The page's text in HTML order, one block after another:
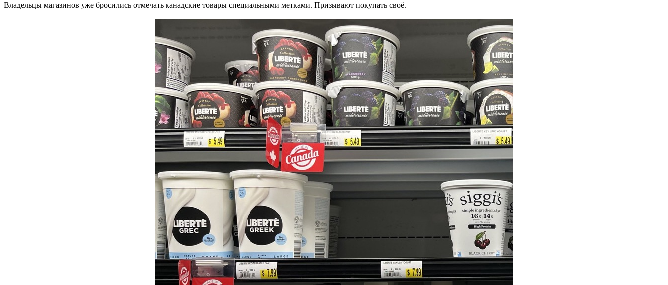
Владельцы магазинов уже бросились отмечать канадские товары специальными метками. Призывают покупать своё.